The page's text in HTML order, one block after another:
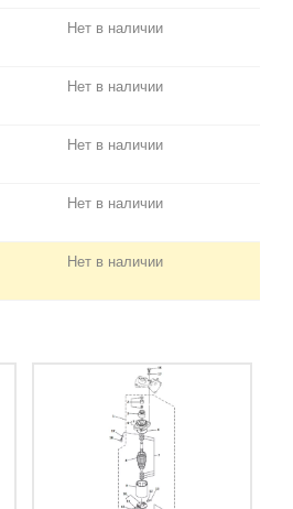
Нет в наличии
Нет в наличии
Нет в наличии
Нет в наличии
Нет в наличии